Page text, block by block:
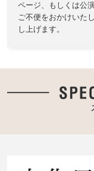
ページ、もしくは公
ご不便をおかけいた
し上げます。